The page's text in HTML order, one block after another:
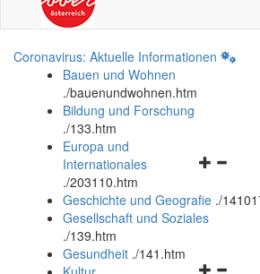
Coronavirus: Aktuelle Informationen
Bauen und Wohnen
./bauenundwohnen.htm
Bildung und Forschung
./133.htm
und
schließen
Europa und
Internationales
./203110.htm
Geschichte und Geografie ./
Gesellschaft und Soziales
./139.htm
Gesundheit ./141.htm